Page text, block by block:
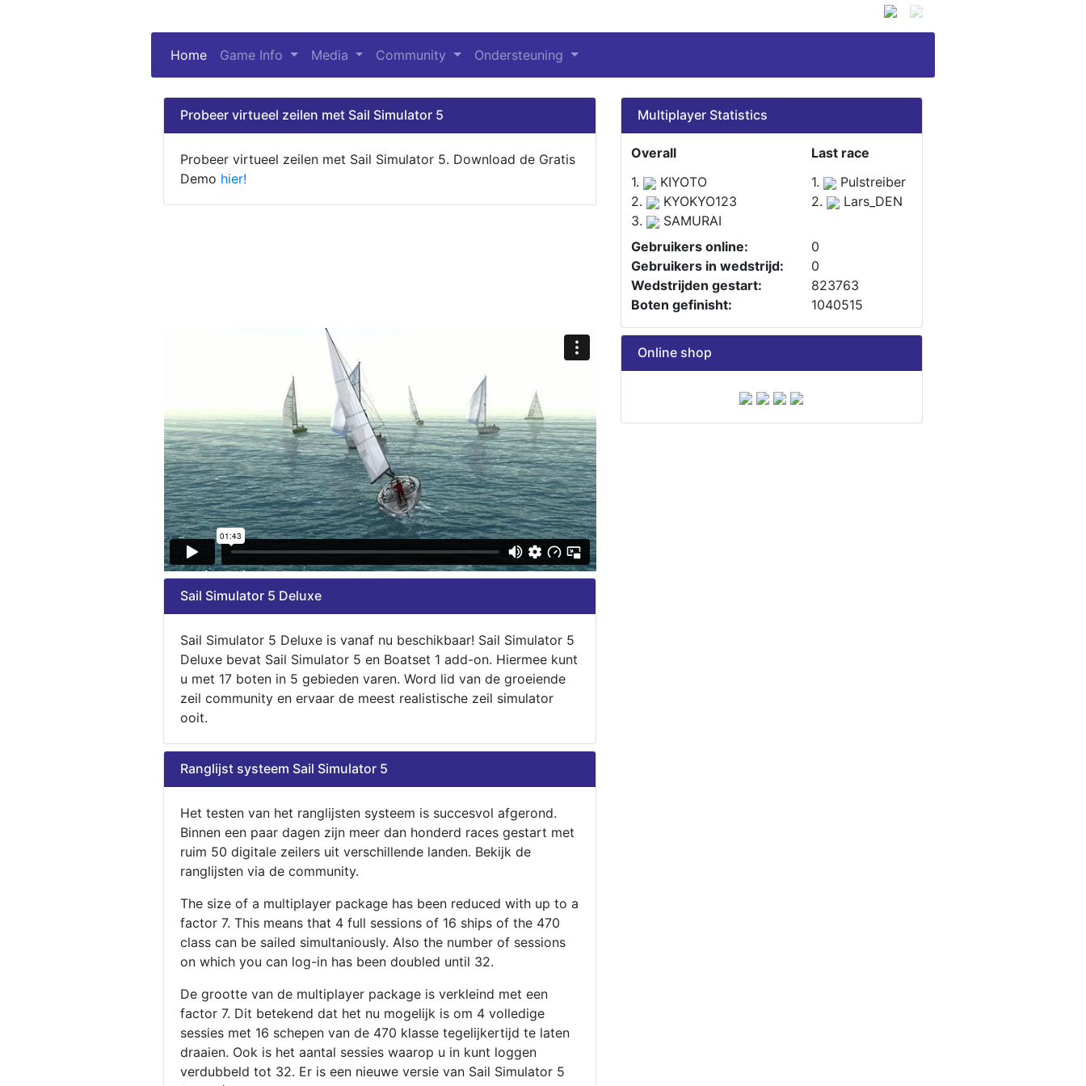
Home (current)
Game Info Media Community Ondersteuning
Probeer virtueel zeilen met Sail Simulator 5
Probeer virtueel zeilen met Sail Simulator 5. Download de Gratis
Demo hier!
Multiplayer Statistics
Overall
Last race
1.
KIYOTO 1.
Pulstreiber
2.
KYOKYO123 2.
Lars_DEN
3.
SAMURAI
Gebruikers online:
0
Gebruikers in wedstrijd:
0
Wedstrijden gestart:
823763
Boten gefinisht:
1040515
Sail Simulator 5 Deluxe
Sail Simulator 5 Deluxe is vanaf nu beschikbaar! Sail Simulator 5
Deluxe bevat Sail Simulator 5 en Boatset 1 add-on. Hiermee kunt
u met 17 boten in 5 gebieden varen. Word lid van de groeiende
zeil community en ervaar de meest realistische zeil simulator
ooit.
Ranglijst systeem Sail Simulator 5
Het testen van het ranglijsten systeem is succesvol afgerond.
Binnen een paar dagen zijn meer dan honderd races gestart met
ruim 50 digitale zeilers uit verschillende landen. Bekijk de
ranglijsten via de community.
The size of a multiplayer package has been reduced with up to a
factor 7. This means that 4 full sessions of 16 ships of the 470
class can be sailed simultaniously. Also the number of sessions
on which you can log-in has been doubled until 32.
De grootte van de multiplayer package is verkleind met een
factor 7. Dit betekend dat het nu mogelijk is om 4 volledige
sessies met 16 schepen van de 470 klasse tegelijkertijd te laten
draaien. Ook is het aantal sessies waarop u in kunt loggen
verdubbeld tot 32. Er is een nieuwe versie van Sail Simulator 5
Online shop